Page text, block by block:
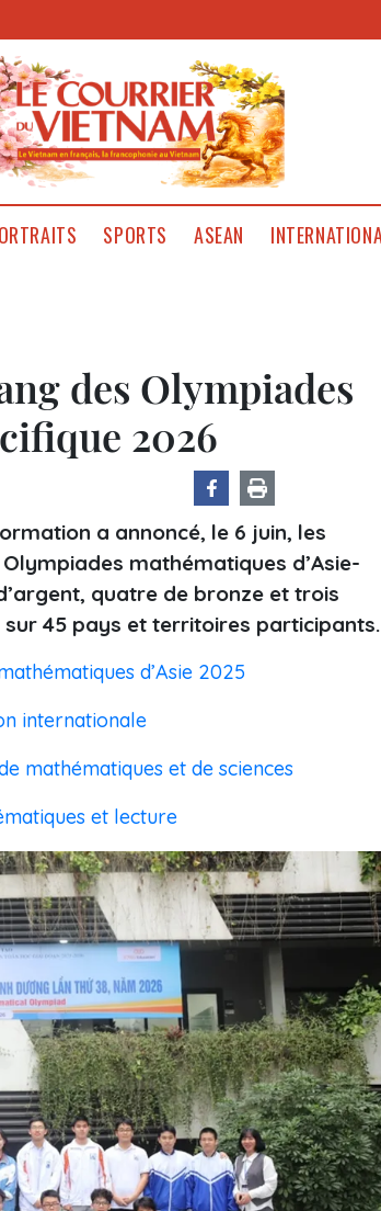
SPORTS ASEAN
des Olympiades
2026
a annoncé, le 6 juin, les
Olympiades mathématiques d’Asie-
quatre de bronze et trois
sur 45 pays et territoires participants.
d’Asie 2025
internationale
mathématiques et de sciences
et lecture